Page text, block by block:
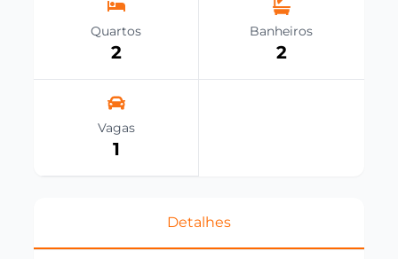
Quartos
2
Banheiros
2
Vagas
1
Detalhes